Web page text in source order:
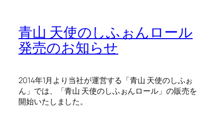
青山 天使のしふぉんロール
発売のお知らせ
2014年1月より当社が運営する「青山 天使のしふぉ
ん」では、「青山 天使のしふぉんロール」の販売を
開始いたしました。